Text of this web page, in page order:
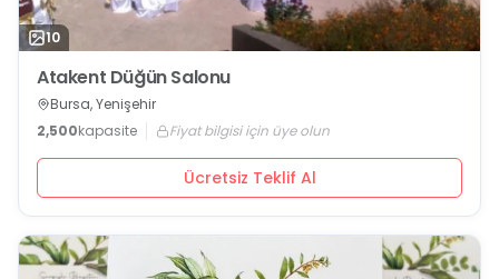
10
Atakent Düğün Salonu
Bursa, Yenişehir
2,500kapasite Fiyat bilgisi için üye olun
Ücretsiz Teklif Al